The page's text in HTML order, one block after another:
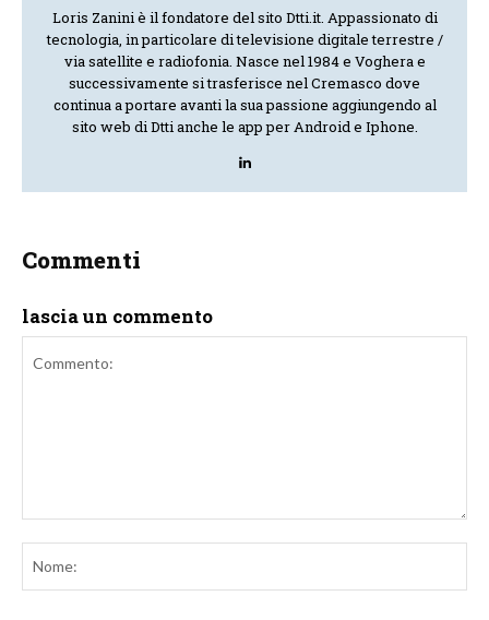
Loris Zanini è il fondatore del sito Dtti.it. Appassionato di
tecnologia, in particolare di televisione digitale terrestre /
via satellite e radiofonia. Nasce nel 1984 e Voghera e
successivamente si trasferisce nel Cremasco dove
continua a portare avanti la sua passione aggiungendo al
sito web di Dtti anche le app per Android e Iphone.
Commenti
lascia un commento